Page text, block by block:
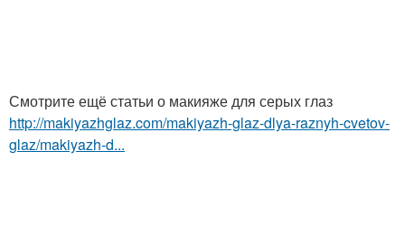
Смотрите ещё статьи о макияже для серых глаз
http://makiyazhglaz.com/makiyazh-glaz-dlya-raznyh-cvetov-
glaz/makiyazh-d...